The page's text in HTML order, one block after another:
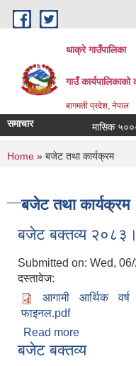
Skip to main content
थाक्रे गाउँपालिका
गाउँ कार्यपालिकाको
बागमती प्रदेश, नेपाल
समाचार मासिक ५०००
You are here
Home » बजेट तथा कार्यक्रम
बजेट तथा कार्यक्रम
बजेट बक्तव्य
Submitted on: Wed,
दस्तावेज:
आगामी आर्थिक
फाइनल.pdf
Read more
बजेट बक्तव्य